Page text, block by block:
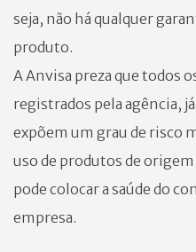
seja, não há qualquer
produto.
A Anvisa preza que todos
registrados pela agência,
expõem um grau de risco
uso de produtos de
pode colocar a saúde do
empresa.